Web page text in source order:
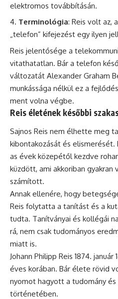
elektromos továbbításán.
Terminológia: Reis volt az,
„telefon” kifejezést egy ilyen
Reis jelentősége a
vitathatatlan. Bár a telefon
változatát Alexander Graham
munkássága nélkül ez a
ment volna végbe.
Reis életének későbbi
Sajnos Reis nem élhette meg
kibontakozását és elismerését.
as évek közepétől kezdve
küzdött, ami akkoriban
számított.
Annak ellenére, hogy
Reis folytatta a tanítást és a
tudta. Tanítványai és kollégái
rá, nem csak tudományos
miatt is.
Johann Philipp Reis 1874.
éves korában. Bár élete rövid
nyomot hagyott a tudomány és
történetében.